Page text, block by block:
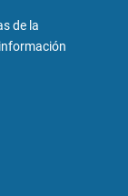
de la